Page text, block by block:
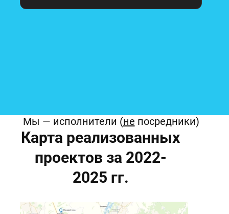
Мы — исполнители (не посредники)
Карта реализованных
проектов за 2022-
2025 гг.